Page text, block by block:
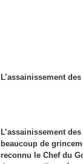
L’assainissement
L’assainissement
beaucoup de
reconnu le Chef du